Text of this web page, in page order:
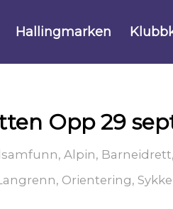
Hallingmarken
Opp 29
, Alpin, Barneidrett,
, Orientering, Sykkel